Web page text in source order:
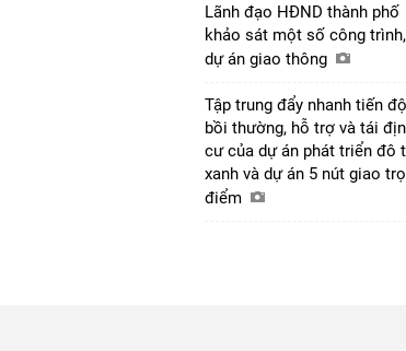
Lãnh đạo HĐND thành phố
khảo sát một số công trình,
dự án giao thông
Tập trung đẩy nhanh tiến độ
bồi thường, hỗ trợ và tái
cư của dự án phát triển đô
xanh và dự án 5 nút giao
điểm